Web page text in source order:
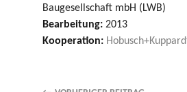
Baugesellschaft mbH (LWB)
Bearbeitung: 2013
Kooperation: